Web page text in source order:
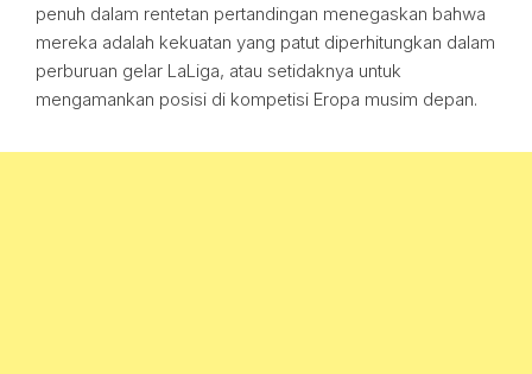
penuh dalam rentetan pertandingan menegaskan bahwa
mereka adalah kekuatan yang patut diperhitungkan dalam
perburuan gelar LaLiga, atau setidaknya untuk
mengamankan posisi di kompetisi Eropa musim depan.